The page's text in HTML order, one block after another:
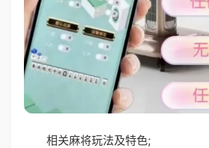
相关麻将玩法及特色;